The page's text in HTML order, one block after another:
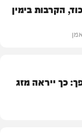
הקרבות בימין
כך ייראה מזג